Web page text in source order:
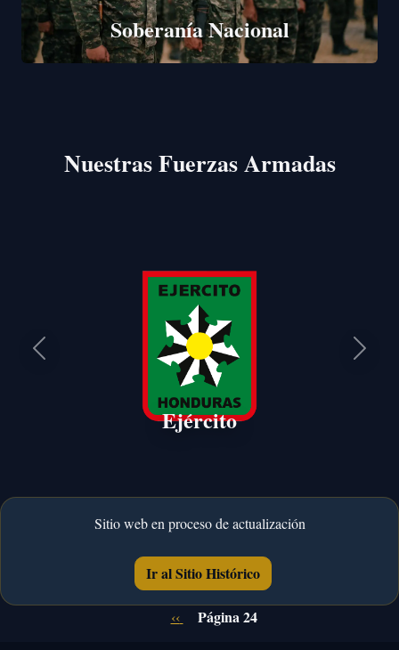
Soberanía Nacional
Nuestras Fuerzas Armadas
Ejército
Anterior
Sitio web en proceso de actualización
Ir al Sitio Histórico
Página anterior
‹‹ Página 24